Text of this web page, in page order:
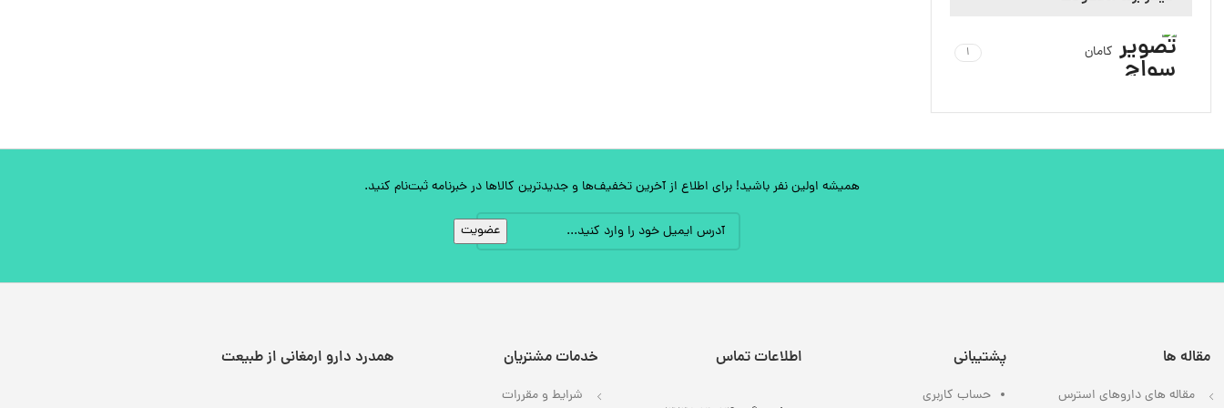
کامان 1
همیشه اولین نفر باشید! برای اطلاع از آخرین تخفیف‌ها و جدیدترین کالاها در خبرنامه ثبت‌نام کنید.
مقاله ها
مقاله های داروهای استرس
پشتیبانی
حساب کاربری
اطلاعات تماس خدمات مشتریان
شرایط و مقررات
همدرد دارو ارمغانی از طبیعت